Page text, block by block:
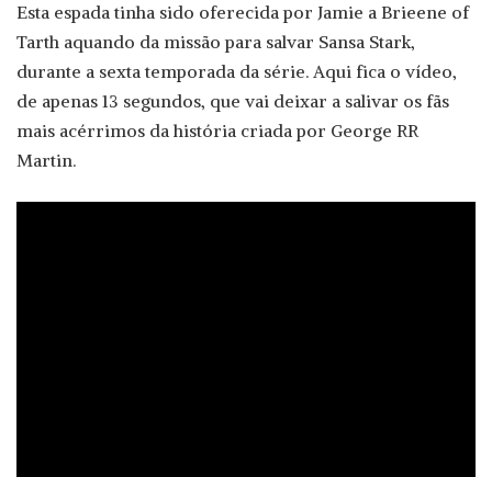
Esta espada tinha sido oferecida por Jamie a Brieene of
Tarth aquando da missão para salvar Sansa Stark,
durante a sexta temporada da série. Aqui fica o vídeo,
de apenas 13 segundos, que vai deixar a salivar os fãs
mais acérrimos da história criada por George RR
Martin.